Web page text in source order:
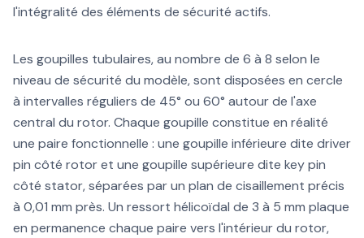
l'intégralité des éléments de sécurité actifs.
Les goupilles tubulaires, au nombre de 6 à 8 selon le
niveau de sécurité du modèle, sont disposées en cercle
à intervalles réguliers de 45° ou 60° autour de l'axe
central du rotor. Chaque goupille constitue en réalité
une paire fonctionnelle : une goupille inférieure dite driver
pin côté rotor et une goupille supérieure dite key pin
côté stator, séparées par un plan de cisaillement précis
à 0,01 mm près. Un ressort hélicoïdal de 3 à 5 mm plaque
en permanence chaque paire vers l'intérieur du rotor,